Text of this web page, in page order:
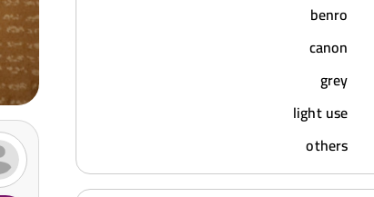
benro
canon
grey
light use
others